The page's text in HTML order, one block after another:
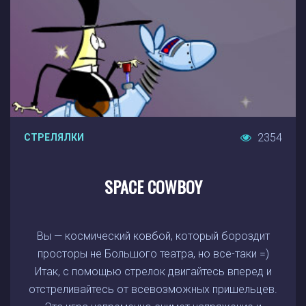
СТРЕЛЯЛКИ 2354
SPACE COWBOY
Вы — космический ковбой, который бороздит
просторы не Большого театра, но все-таки =)
Итак, с помощью стрелок двигайтесь вперед и
отстреливайтесь от всевозможных пришельцев.